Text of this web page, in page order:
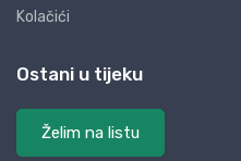
Kolačići
Ostani u tijeku
Želim na listu